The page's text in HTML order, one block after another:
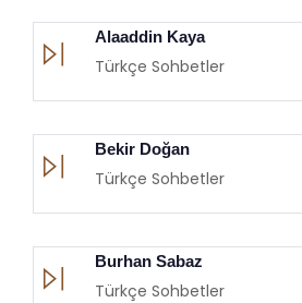
Alaaddin Kaya
Türkçe Sohbetler
Bekir Doğan
Türkçe Sohbetler
Burhan Sabaz
Türkçe Sohbetler